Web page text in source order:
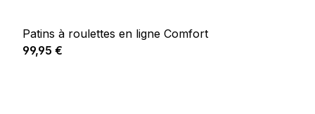
Patins à roulettes en ligne Comfort
Prix régulier :
99,95 €